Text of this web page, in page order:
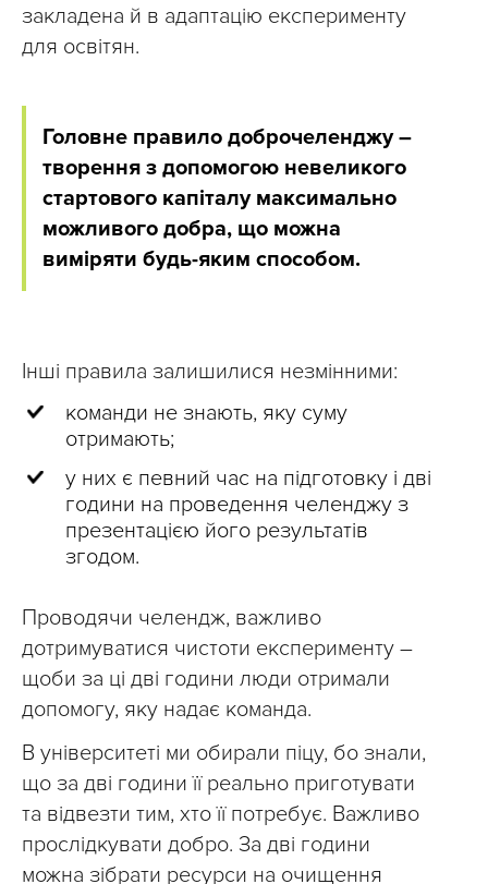
закладена й в адаптацію експерименту
для освітян.
Головне правило доброчеленджу –
творення з допомогою невеликого
стартового капіталу максимально
можливого добра, що можна
виміряти будь-яким способом.
Інші правила залишилися незмінними:
команди не знають, яку суму
отримають;
у них є певний час на підготовку і дві
години на проведення челенджу з
презентацією його результатів
згодом.
Проводячи челендж, важливо
дотримуватися чистоти експерименту –
щоби за ці дві години люди отримали
допомогу, яку надає команда.
В університеті ми обирали піцу, бо знали,
що за дві години її реально приготувати
та відвезти тим, хто її потребує. Важливо
прослідкувати добро. За дві години
можна зібрати ресурси на очищення